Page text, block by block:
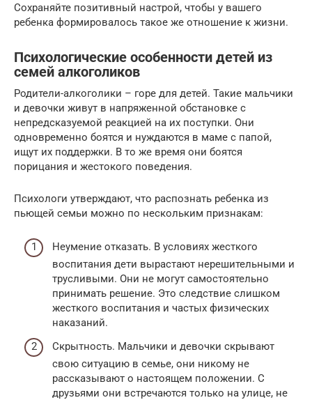
Сохраняйте позитивный настрой, чтобы у вашего
ребенка формировалось такое же отношение к жизни.
Психологические особенности детей из
семей алкоголиков
Родители-алкоголики – горе для детей. Такие мальчики
и девочки живут в напряженной обстановке с
непредсказуемой реакцией на их поступки. Они
одновременно боятся и нуждаются в маме с папой,
ищут их поддержки. В то же время они боятся
порицания и жестокого поведения.
Психологи утверждают, что распознать ребенка из
пьющей семьи можно по нескольким признакам:
Неумение отказать. В условиях жесткого
воспитания дети вырастают нерешительными и
трусливыми. Они не могут самостоятельно
принимать решение. Это следствие слишком
жесткого воспитания и частых физических
наказаний.
Скрытность. Мальчики и девочки скрывают
свою ситуацию в семье, они никому не
рассказывают о настоящем положении. С
друзьями они встречаются только на улице, не